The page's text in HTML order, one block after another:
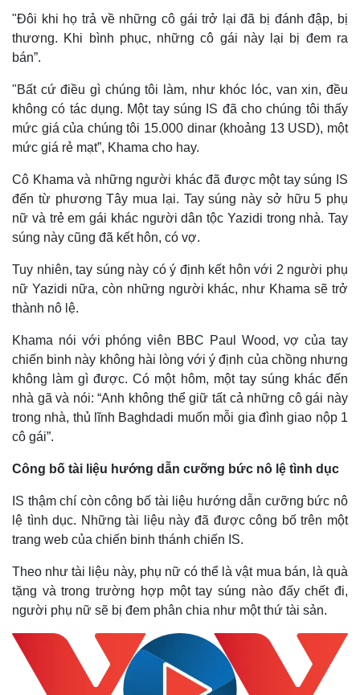
"Đôi khi họ trả về những cô gái trở lại đã bị đánh đập, bị
thương. Khi bình phục, những cô gái này lại bị đem ra
bán”.
"Bất cứ điều gì chúng tôi làm, như khóc lóc, van xin, đều
không có tác dụng. Một tay súng IS đã cho chúng tôi thấy
mức giá của chúng tôi 15.000 dinar (khoảng 13 USD), một
mức giá rẻ mạt”, Khama cho hay.
Cô Khama và những người khác đã được một tay súng IS
đến từ phương Tây mua lại. Tay súng này sở hữu 5 phụ
nữ và trẻ em gái khác người dân tộc Yazidi trong nhà. Tay
súng này cũng đã kết hôn, có vợ.
Tuy nhiên, tay súng này có ý định kết hôn với 2 người phụ
nữ Yazidi nữa, còn những người khác, như Khama sẽ trở
thành nô lệ.
Khama nói với phóng viên BBC Paul Wood, vợ của tay
chiến binh này không hài lòng với ý định của chồng nhưng
không làm gì được. Có một hôm, một tay súng khác đến
nhà gã và nói: “Anh không thể giữ tất cả những cô gái này
trong nhà, thủ lĩnh Baghdadi muốn mỗi gia đình giao nộp 1
cô gái”.
Công bố tài liệu hướng dẫn cưỡng bức nô lệ tình dục
IS thậm chí còn công bố tài liệu hướng dẫn cưỡng bức nô
lệ tình dục. Những tài liệu này đã được công bố trên một
trang web của chiến binh thánh chiến IS.
Theo như tài liệu này, phụ nữ có thể là vật mua bán, là quà
tặng và trong trường hợp một tay súng nào đấy chết đi,
người phụ nữ sẽ bị đem phân chia như một thứ tài sản.